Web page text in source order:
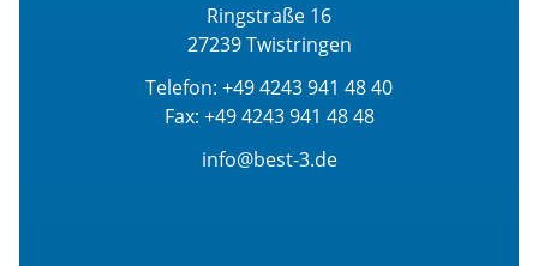
Ringstraße 16
27239 Twistringen
Telefon: +49 4243 941 48 40
Fax: +49 4243 941 48 48
info@best-3.de